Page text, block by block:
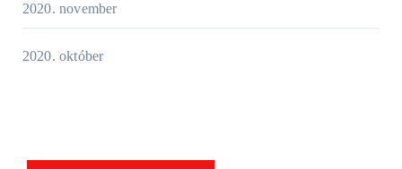
2020. november
2020. október